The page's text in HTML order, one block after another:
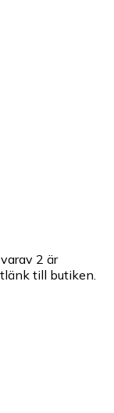
2 är
till butiken.